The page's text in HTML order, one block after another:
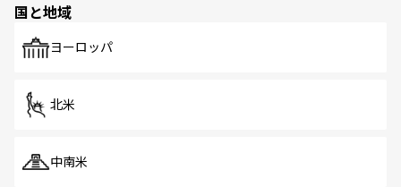
で、ホーカーズは地元の風情を楽しめる外せないスポット
国と地域
ヨーロッパ
北米
中南米